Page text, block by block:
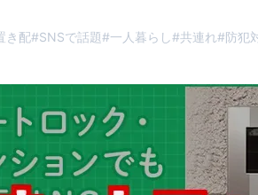
き配#SNSで話題#一人暮らし#共連れ#防犯